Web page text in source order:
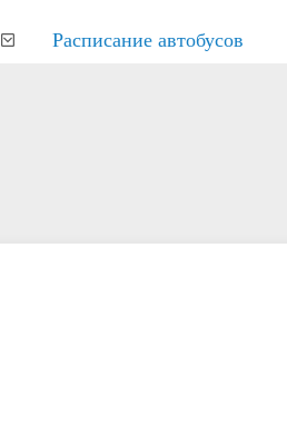
Расписание автобусов